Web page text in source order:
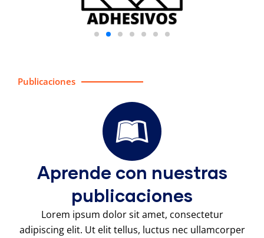
Publicaciones
Aprende con nuestras
publicaciones
Lorem ipsum dolor sit amet, consectetur
adipiscing elit. Ut elit tellus, luctus nec ullamcorper